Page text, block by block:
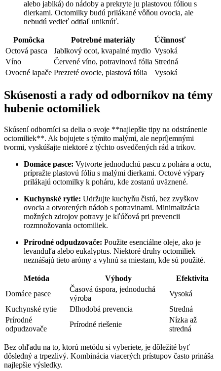
alebo jablká) do nádoby a prekryte ju plastovou fóliou s
dierkami. Octomilky budú prilákané vôňou ovocia, ale
nebudú vedieť odtiaľ uniknúť.
Pomôcka Potrebné materiály
Účinnosť
Octová pasca
Jablkový ocot, kvapalné mydlo Vysoká
Víno
Červené víno, potravinová fólia Stredná
Ovocné lapače Prezreté ovocie, plastová fólia Vysoká
Skúsenosti a rady od odborníkov na témy
hubenie octomiliek
Skúsení odborníci sa delia o svoje **najlepšie tipy na odstránenie
octomiliek**. Ak bojujete s týmito malými, ale nepríjemnými
tvormi, vyskúšajte niektoré z týchto osvedčených rád a trikov.
Domáce pasce: Vytvorte jednoduchú pascu z pohára a octu,
prípražte plastovú fóliu s malými dierkami. Octové výpary
prilákajú octomilky k poháru, kde zostanú uväznené.
Kuchynské rytie: Udržujte kuchyňu čistú, bez zvyškov
ovocia a otvorených nádob s potravinami. Minimalizácia
možných zdrojov potravy je kľúčová pri prevencii
rozmnožovania octomiliek.
Prírodné odpudzovače: Použite esenciálne oleje, ako je
levanduľa alebo eukalyptus. Niektoré druhy octomiliek
neznášajú tieto arómy a vyhnú sa miestam, kde sú použité.
Metóda Výhody
Efektivita
Domáce pasce
Časová úspora, jednoduchá
výroba
Vysoká
Kuchynské rytie
Dlhodobá prevencia
Stredná
Prírodné
odpudzovače
Prírodné riešenie
Nízka až
stredná
Bez ohľadu na to, ktorú metódu si vyberiete, je dôležité byť
dôsledný a trpezlivý. Kombinácia viacerých prístupov často prináša
najlepšie výsledky.